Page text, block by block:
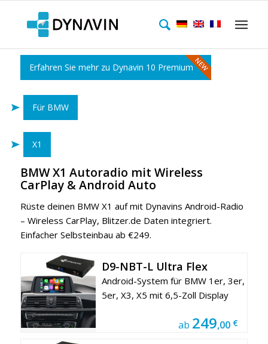
Erfahren Sie mehr zu Dynavin 10 Premium
Für BMW
X1
BMW X1 Autoradio mit Wireless
CarPlay & Android Auto
Rüste deinen BMW X1 auf mit Dynavins Android-Radio
– Wireless CarPlay, Blitzer.de Daten integriert.
Einfacher Selbsteinbau ab €249.
D9-NBT-L Ultra Flex
Android-System für BMW 1er, 3er,
5er, X3, X5 mit 6,5-Zoll Display
ab 249,00 €